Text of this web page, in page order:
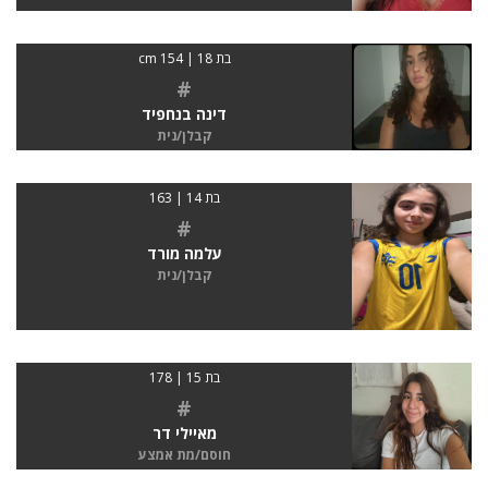
בת 18 | 154 cm
#
דינה בנחפיד
קבלן/נית
בת 14 | 163
#
עלמה מורד
קבלן/נית
בת 15 | 178
#
מאיילי דר
חוסם/מת אמצע